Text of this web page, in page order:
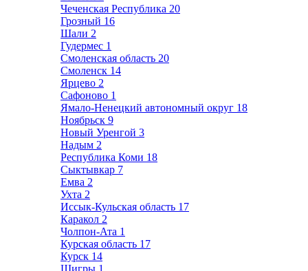
Чеченская Республика 20
Грозный 16
Шали 2
Гудермес 1
Смоленская область 20
Смоленск 14
Ярцево 2
Сафоново 1
Ямало-Ненецкий автономный округ 18
Ноябрьск 9
Новый Уренгой 3
Надым 2
Республика Коми 18
Сыктывкар 7
Емва 2
Ухта 2
Иссык-Кульская область 17
Каракол 2
Чолпон-Ата 1
Курская область 17
Курск 14
Щигры 1